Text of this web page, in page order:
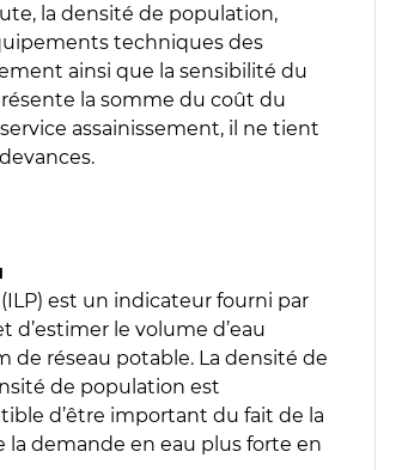
la densité de population,
techniques des
ainsi que la sensibilité du
la somme du coût du
assainissement, il ne tient
est un indicateur fourni par
d’estimer le volume d’eau
de réseau potable. La densité de
de population est
d’être important du fait de la
demande en eau plus forte en